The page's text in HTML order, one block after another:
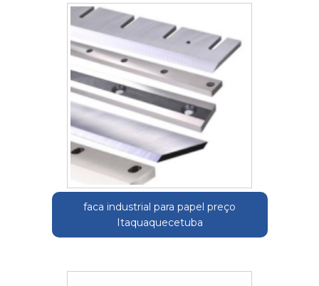
faca industrial para papel preço
Itaquaquecetuba